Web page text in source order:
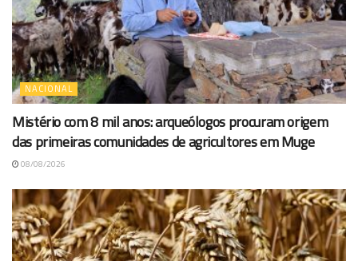
NACIONAL
Mistério com 8 mil anos: arqueólogos procuram origem
das primeiras comunidades de agricultores em Muge
08/08/2026